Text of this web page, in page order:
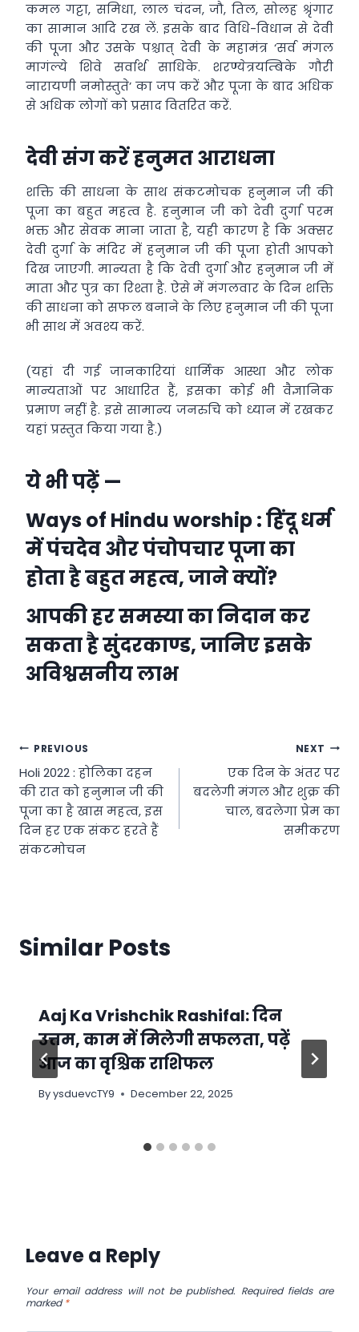
कमल गट्टा, समिधा, लाल चंदन, जौ, तिल, सोलह श्रृंगार
का सामान आदि रख लें. इसके बाद विधि-विधान से देवी
की पूजा और उसके पश्चात् देवी के महामंत्र ‘सर्व मंगल
मागंल्ये शिवे सर्वार्थ साधिके. शरण्येत्रयम्बिके गौरी
नारायणी नमोस्तुते’ का जप करें और पूजा के बाद अधिक
से अधिक लोगों को प्रसाद वितरित करें.
देवी संग करें हनुमत आराधना
शक्ति की साधना के साथ संकटमोचक हनुमान जी की
पूजा का बहुत महत्व है. हनुमान जी को देवी दुर्गा परम
भक्त और सेवक माना जाता है, यही कारण है कि अक्सर
देवी दुर्गा के मंदिर में हनुमान जी की पूजा होती आपको
दिख जाएगी. मान्यता है कि देवी दुर्गा और हनुमान जी में
माता और पुत्र का रिश्ता है. ऐसे में मंगलवार के दिन शक्ति
की साधना को सफल बनाने के लिए हनुमान जी की पूजा
भी साथ में अवश्य करें.
(यहां दी गई जानकारियां धार्मिक आस्था और लोक
मान्यताओं पर आधारित हैं, इसका कोई भी वैज्ञानिक
प्रमाण नहीं है. इसे सामान्य जनरुचि को ध्यान में रखकर
यहां प्रस्तुत किया गया है.)
ये भी पढ़ें —
Ways of Hindu worship : हिंदू धर्म
में पंचदेव और पंचोपचार पूजा का
होता है बहुत महत्व, जाने क्यों?
आपकी हर समस्या का निदान कर
सकता है सुंदरकाण्ड, जानिए इसके
अविश्वसनीय लाभ
Post
navigation
PREVIOUS
Holi 2022 : होलिका दहन
की रात को हनुमान जी की
पूजा का है खास महत्व, इस
दिन हर एक संकट हरते हैं
संकटमोचन
NEXT
एक दिन के अंतर पर
बदलेगी मंगल और शुक्र की
चाल, बदलेगा प्रेम का
समीकरण
Similar Posts
Aaj Ka Vrishchik Rashifal: दिन
उत्तम, काम में मिलेगी सफलता, पढ़ें
आज का वृश्चिक राशिफल
ByysduevcTY9 December 22, 2025
Leave a Reply
Your email address will not be published. Required fields are
marked*